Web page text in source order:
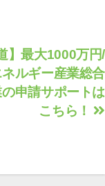
】最大1000万円/
ルギー産業総合
申請サポートは
こちら！